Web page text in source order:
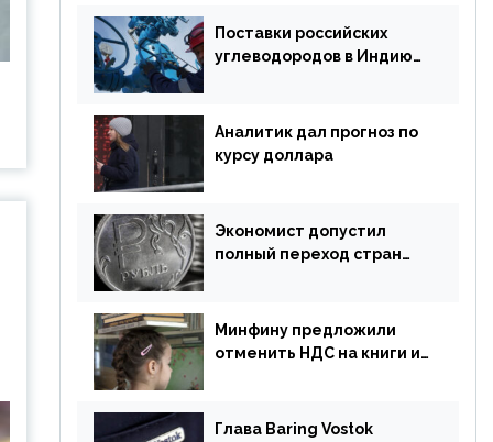
Поставки российских
углеводородов в Индию
Аналитик дал прогноз по
курсу доллара
Экономист допустил
полный переход стран
Минфину предложили
отменить НДС на книги и
Глава Baring Vostok